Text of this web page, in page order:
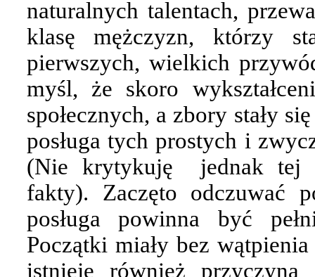
naturalnych talentach,
klasę mężczyzn, którzy
pierwszych, wielkich
myśl, że skoro
społecznych, a zbory stały
posługa tych prostych i
(Nie krytykuję
jednak tej
fakty). Zaczęto odczuwać
posługa powinna być
Początki miały bez
istnieje również przyczyna